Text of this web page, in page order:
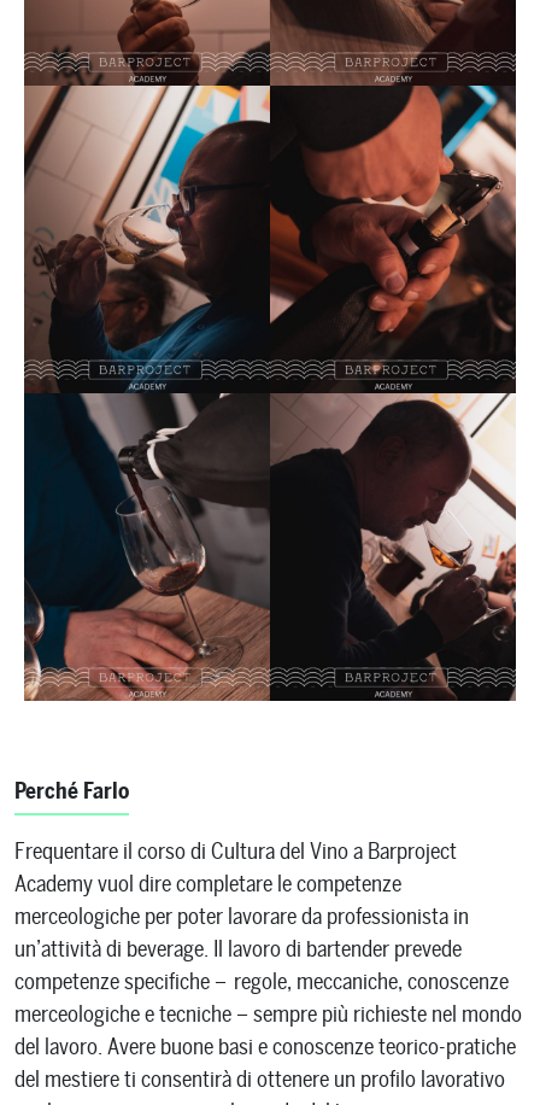
Perché Farlo
Frequentare il corso di Cultura del Vino a Barproject
Academy vuol dire completare le competenze
merceologiche per poter lavorare da professionista in
un’attività di beverage. Il lavoro di bartender prevede
competenze specifiche – regole, meccaniche, conoscenze
merceologiche e tecniche – sempre più richieste nel mondo
del lavoro. Avere buone basi e conoscenze teorico-pratiche
del mestiere ti consentirà di ottenere un profilo lavorativo